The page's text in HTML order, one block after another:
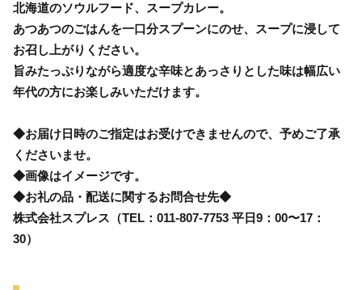
北海道のソウルフード、スープカレー。
あつあつのごはんを一口分スプーンにのせ、スープに浸して
お召し上がりください。
旨みたっぷりながら適度な辛味とあっさりとした味は幅広い
年代の方にお楽しみいただけます。
◆お届け日時のご指定はお受けできませんので、予めご了承
くださいませ。
◆画像はイメージです。
◆お礼の品・配送に関するお問合せ先◆
株式会社スプレス（TEL：011-807-7753 平日9：00〜17：
30）